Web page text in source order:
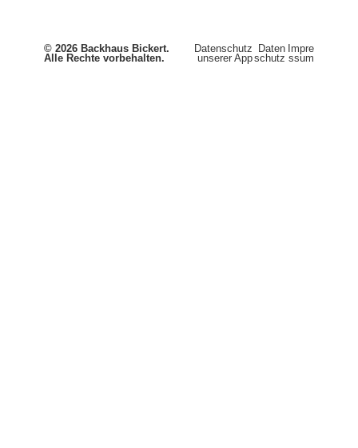
© 2026 Backhaus Bickert.
Alle Rechte vorbehalten.
Datenschutz
unserer App
Daten
schutz
Impre
ssum